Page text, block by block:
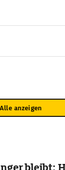
Alle anzeigen